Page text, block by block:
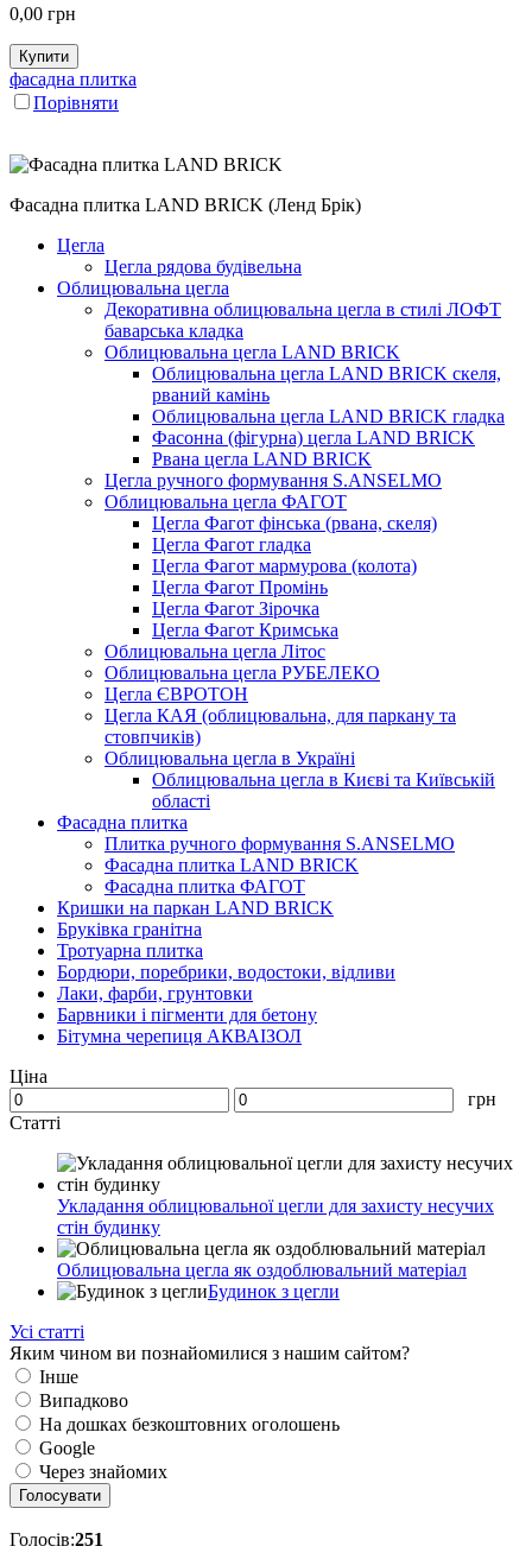
0,00 грн
Купити
фасадна плитка
Порівняти
Фасадна плитка LAND BRICK (Ленд Брік)
Цегла
Цегла рядова будівельна
Облицювальна цегла
Декоративна облицювальна цегла в стилі ЛОФТ
баварська кладка
Облицювальна цегла LAND BRICK
Облицювальна цегла LAND BRICK скеля,
рваний камінь
Облицювальна цегла LAND BRICK гладка
Фасонна (фігурна) цегла LAND BRICK
Рвана цегла LAND BRICK
Цегла ручного формування S.ANSELMO
Облицювальна цегла ФАГОТ
Цегла Фагот фінська (рвана, скеля)
Цегла Фагот гладка
Цегла Фагот мармурова (колота)
Цегла Фагот Промінь
Цегла Фагот Зірочка
Цегла Фагот Кримська
Облицювальна цегла Літос
Облицювальна цегла РУБЕЛЕКО
Цегла ЄВРОТОН
Цегла КАЯ (облицювальна, для паркану та
стовпчиків)
Облицювальна цегла в Україні
Облицювальна цегла в Києві та Київській
області
Фасадна плитка
Плитка ручного формування S.ANSELMO
Фасадна плитка LAND BRICK
Фасадна плитка ФАГОТ
Кришки на паркан LAND BRICK
Бруківка гранітна
Тротуарна плитка
Бордюри, поребрики, водостоки, відливи
Лаки, фарби, грунтовки
Барвники і пігменти для бетону
Бітумна черепиця АКВАІЗОЛ
Ціна
грн
Статті
Укладання облицювальної цегли для захисту несучих
стін будинку
Облицювальна цегла як оздоблювальний матеріал
Будинок з цегли
Усі статті
Яким чином ви познайомилися з нашим сайтом?
Інше
Випадково
На дошках безкоштовних оголошень
Google
Через знайомих
Голосувати
Голосів:251